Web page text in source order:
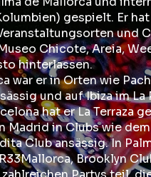
gespielt. Er
und
Chicote, Areia,
hinterlassen.
war er in Orten wie
und auf Ibiza im La
hat er La Terraza
Madrid in Clubs wie
Club ansässig. In
Brooklyn